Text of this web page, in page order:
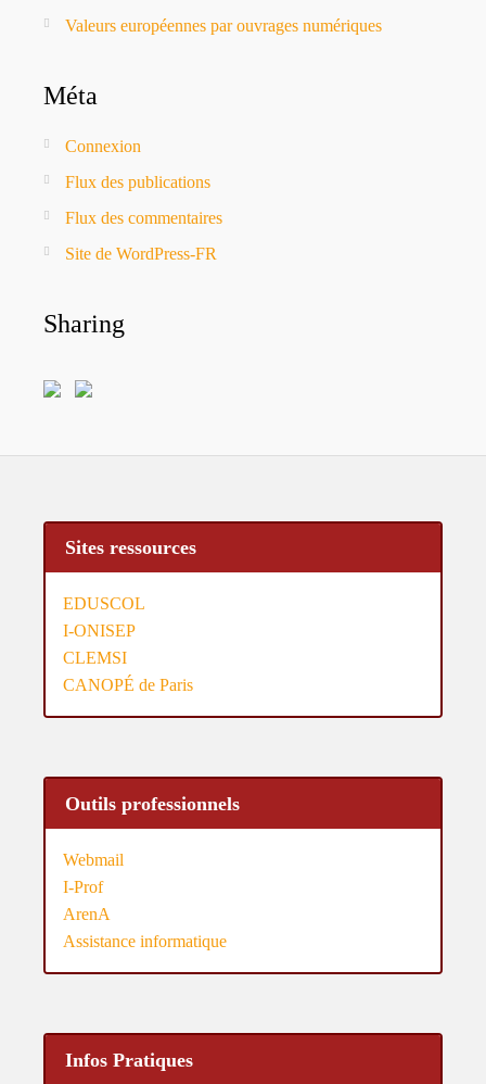
Valeurs européennes par ouvrages numériques
Méta
Connexion
Flux des publications
Flux des commentaires
Site de WordPress-FR
Sharing
Sites ressources
EDUSCOL
I-ONISEP
CLEMSI
CANOPÉ de Paris
Outils professionnels
Webmail
I-Prof
ArenA
Assistance informatique
Infos Pratiques